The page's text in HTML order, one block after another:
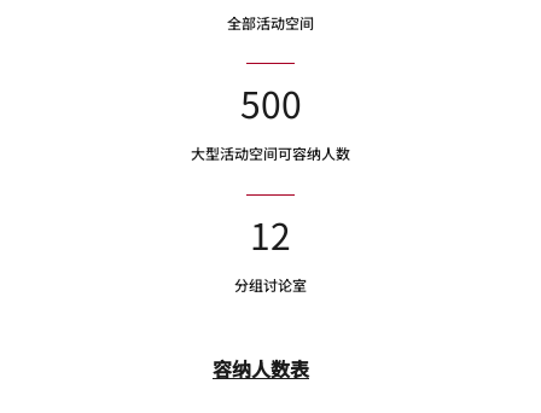
全部活动空间
500
大型活动空间可容纳人数
12
分组讨论室
容纳人数表